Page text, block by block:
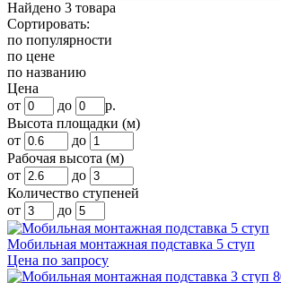
Найдено 3 товара
Сортировать:
по популярности
по цене
по названию
Цена
от
до
р.
Высота площадки (м)
от
до
Рабочая высота (м)
от
до
Количество ступеней
от
до
Мобильная монтажная подставка 5 ступ
Цена по запросу